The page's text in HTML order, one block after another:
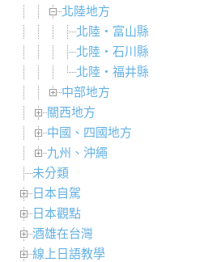
北陸地方
北陸・富山縣
北陸・石川縣
北陸・福井縣
中部地方
關西地方
中國、四國地方
九州、沖繩
未分類
日本自駕
日本觀點
酒雄在台灣
線上日語教學